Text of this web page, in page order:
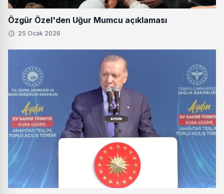
Özgür Özel'den Uğur Mumcu açıklaması
25 Ocak 2026